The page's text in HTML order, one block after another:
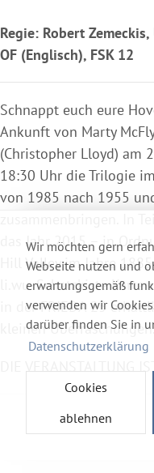
Wir möchten gern
Webseite nutzen und
erwartungsgemäß
verwenden wir
darüber finden Sie in
Datenschutzerklärung
Cookies
ablehnen
Regie: Robert
OF (Englisch), FSK 12
Schnappt euch eure
Ankunft von Marty
(Christopher Lloyd) am
18:30 Uhr die Trilogie
von 1985 nach 1955
zusammenbringen. In
das Jahr 2015 – in
Hill Valley im Jahre
li.wu.-Schatzkiste
in der FRIEDA 23
kleinen
DIE VERANSTALTUNG